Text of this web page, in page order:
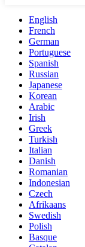
English
French
German
Portuguese
Spanish
Russian
Japanese
Korean
Arabic
Irish
Greek
Turkish
Italian
Danish
Romanian
Indonesian
Czech
Afrikaans
Swedish
Polish
Basque